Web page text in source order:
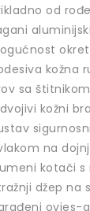
od
kožna
sa
kožni
na
kotači
džep na